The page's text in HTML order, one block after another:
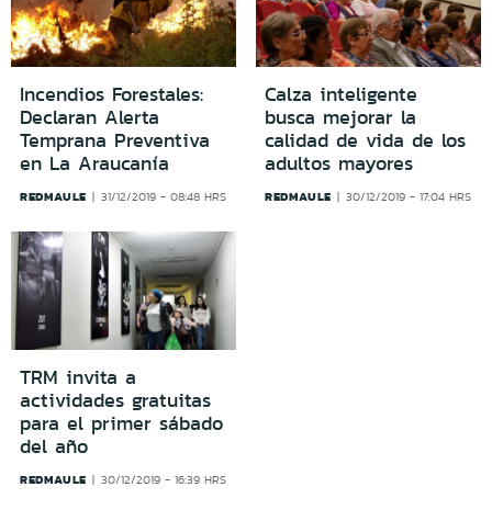
Incendios Forestales:
Declaran Alerta
Temprana Preventiva
en La Araucanía
REDMAULE 31/12/2019 - 08:48 HRS
Calza inteligente
busca mejorar la
calidad de vida de los
adultos mayores
REDMAULE 30/12/2019 - 17:04 HRS
TRM invita a
actividades gratuitas
para el primer sábado
del año
REDMAULE 30/12/2019 - 16:39 HRS